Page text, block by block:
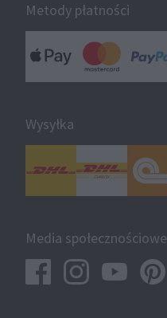
Metody płatności
Wysyłka
Media społecznościowe